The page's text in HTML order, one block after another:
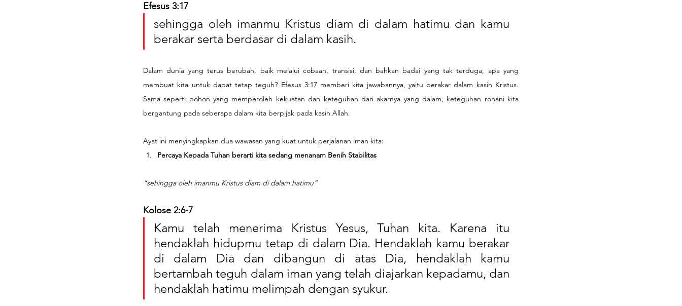
Efesus 3:17
sehingga oleh imanmu Kristus diam di dalam hatimu dan kamu
berakar serta berdasar di dalam kasih.
Dalam dunia yang terus berubah, baik melalui cobaan, transisi, dan bahkan badai yang tak terduga, apa yang
membuat kita untuk dapat tetap teguh? Efesus 3:17 memberi kita jawabannya, yaitu berakar dalam kasih Kristus.
Sama seperti pohon yang memperoleh kekuatan dan keteguhan dari akarnya yang dalam, keteguhan rohani kita
bergantung pada seberapa dalam kita berpijak pada kasih Allah.
Ayat ini menyingkapkan dua wawasan yang kuat untuk perjalanan iman kita:
Percaya Kepada Tuhan berarti kita sedang menanam Benih Stabilitas
“sehingga oleh imanmu Kristus diam di dalam hatimu”
Kolose 2:6-7
Kamu telah menerima Kristus Yesus, Tuhan kita. Karena itu
hendaklah hidupmu tetap di dalam Dia. Hendaklah kamu berakar
di dalam Dia dan dibangun di atas Dia, hendaklah kamu
bertambah teguh dalam iman yang telah diajarkan kepadamu, dan
hendaklah hatimu melimpah dengan syukur.